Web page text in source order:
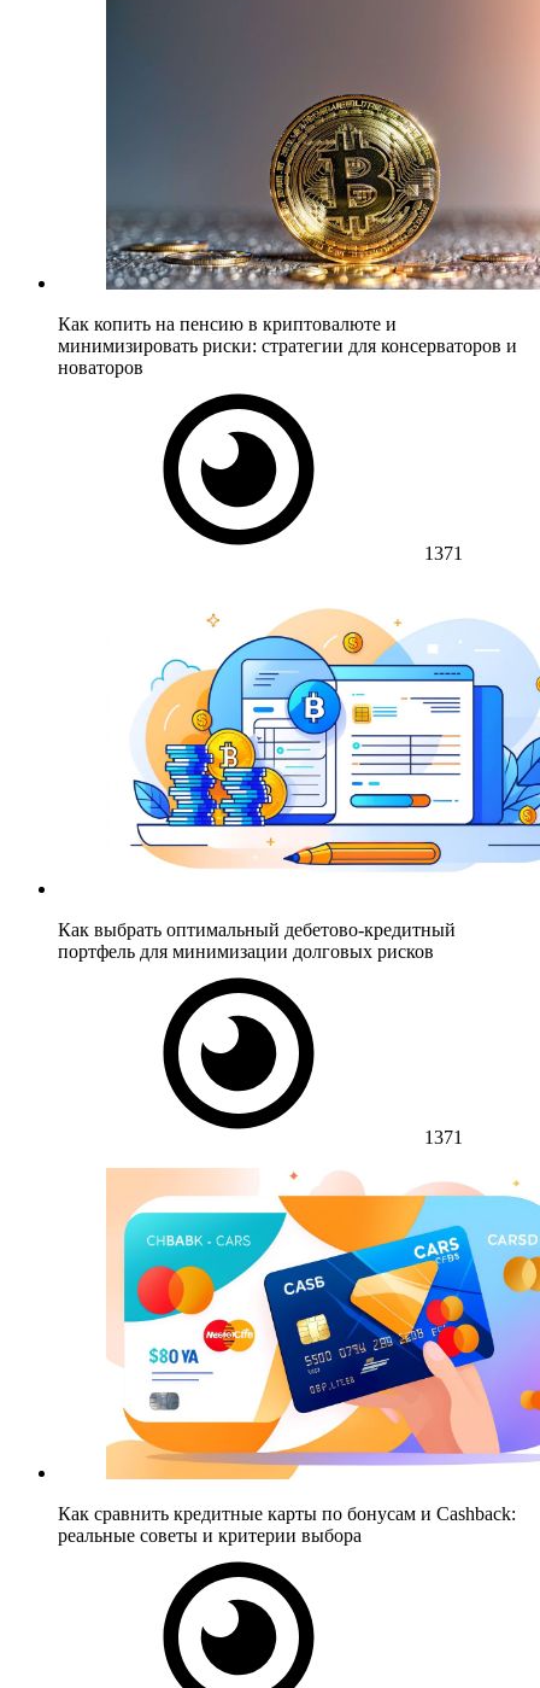
Как копить на пенсию в криптовалюте и
минимизировать риски: стратегии для консерваторов и
новаторов
1371
Как выбрать оптимальный дебетово-кредитный
портфель для минимизации долговых рисков
1371
Как сравнить кредитные карты по бонусам и Cashback:
реальные советы и критерии выбора